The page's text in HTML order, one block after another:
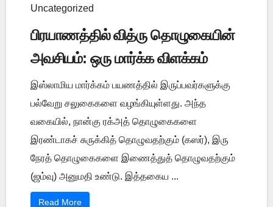
Uncategorized
பிரயாணத்தில் வித்ரு தொழுகையின்
அவசியம்: ஒரு மார்க்க விளக்கம்
இஸ்லாமிய மார்க்கம் பயணத்தில் இருப்பவர்களுக்கு
பல்வேறு சலுகைகளை வழங்கியுள்ளது. அந்த
வகையில், நான்கு ரக்அத் தொழுகைகளை
இரண்டாகச் சுருக்கித் தொழுவதற்கும் (கஸர்), இரு
நேரத் தொழுகைகளை இணைத்துத் தொழுவதற்கும்
(ஜம்வு) அனுமதி உண்டு. இத்தகைய ...
Read More